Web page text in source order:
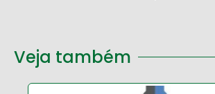
Veja também